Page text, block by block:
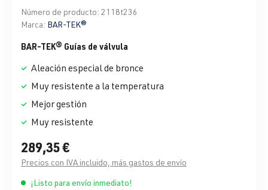
Número de producto: 2118t236
Marca: BAR-TEK®
BAR-TEK® Guías de válvula
Aleación especial de bronce
Muy resistente a la temperatura
Mejor gestión
Muy resistente
289,35 €
Precios con IVA incluido, más gastos de envío
¡Listo para envío inmediato!